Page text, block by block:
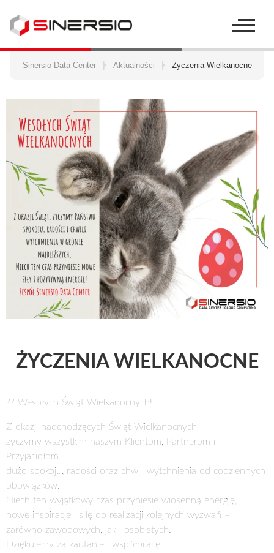
Szukaj:
Sinersio Data Center Aktualności Życzenia Wielkanocne
ŻYCZENIA WIELKANOCNE
?? Wesołych Świąt Wielkanocnych!
Z okazji nadchodzących Świąt Wielkanocnych
życzymy wszystkim naszym Klientom, Partnerom i
Przyjaciołom
dużo spokoju, radości oraz chwili wytchnienia od codziennych
obowiązków.
Niech ten wyjątkowy czas przyniesie wiosenną energię,
nowe inspiracje i siłę do realizacji kolejnych wyzwań –
zarówno zawodowych, jak i osobistych.
Dziękujemy za zaufanie i współpracę.